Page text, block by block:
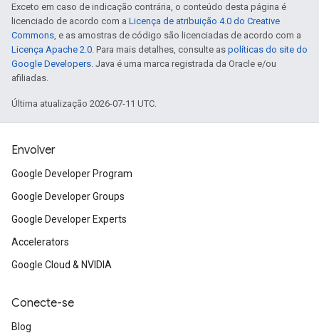
Exceto em caso de indicação contrária, o conteúdo desta página é
licenciado de acordo com a Licença de atribuição 4.0 do Creative
Commons , e as amostras de código são licenciadas de acordo com a
Licença Apache 2.0 . Para mais detalhes, consulte as políticas do site do
Google Developers . Java é uma marca registrada da Oracle e/ou
afiliadas.
Última atualização 2026-07-11 UTC.
Envolver
Google Developer Program
Google Developer Groups
Google Developer Experts
Accelerators
Google Cloud & NVIDIA
Conecte-se
Blog